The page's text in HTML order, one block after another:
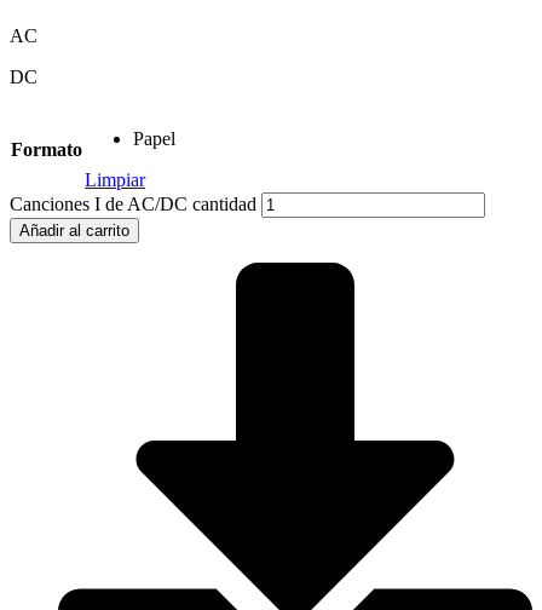
AC
DC
Formato
Papel
Limpiar
Canciones I de AC/DC cantidad
Añadir al carrito